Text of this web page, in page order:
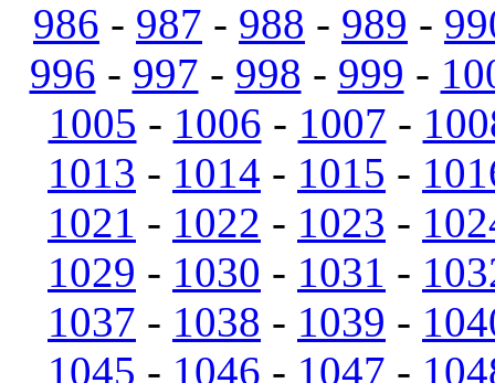
986 - 987 - 988 - 989 -
996 - 997 - 998 - 999 -
1005 - 1006 - 1007 -
1013 - 1014 - 1015 -
1021 - 1022 - 1023 -
1029 - 1030 - 1031 -
1037 - 1038 - 1039 -
1045 - 1046 - 1047 -